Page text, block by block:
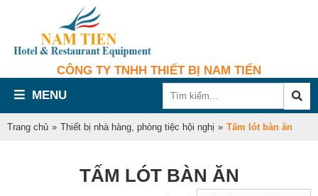
CÔNG TY TNHH THIẾT BỊ NAM TIẾN
MENU
Trang chủ » Thiết bị nhà hàng, phòng tiệc hội nghị » Tấm lót bàn ăn
TẤM LÓT BÀN ĂN